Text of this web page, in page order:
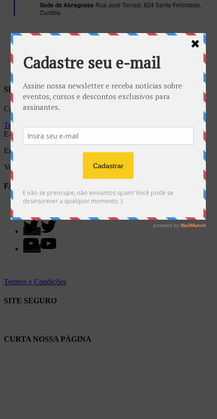
Sede da Abragnose Rua José Tomasi, 824 Santa Felicidade,
Curitiba
SEDE NACIONAL
Curitiba – Correspondências e Visitas:
Telefone / WhatsAPP (41) 3372-7038 | 9 9957-1169
E-mail
faleconosco@gnose.org.br
Endereço: Rua José Tomasi, 824 – Santa Felicidade – Curitiba
Veja como chegar:
Clique Aqui
FALE CONOSCO
Termos e Condições
SITE SEGURO
CURTA NOSSA PÁGINA